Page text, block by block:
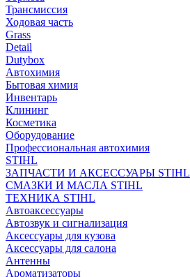
Трансмиссия
Ходовая часть
Grass
Detail
Dutybox
Автохимия
Бытовая химия
Инвентарь
Клининг
Косметика
Оборудование
Профессиональная автохимия
STIHL
ЗАПЧАСТИ И АКСЕССУАРЫ STIHL
СМАЗКИ И МАСЛА STIHL
ТЕХНИКА STIHL
Автоаксессуары
Автозвук и сигнализация
Аксессуары для кузова
Аксессуары для салона
Антенны
Ароматизаторы